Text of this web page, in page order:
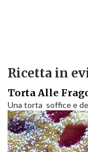
Ricetta in
Torta Alle
Una torta soffice e